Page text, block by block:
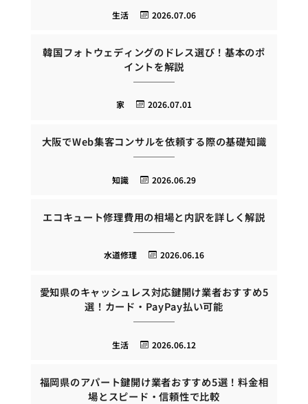
2026.07.06
生活
韓国フォトウェディングのドレス選び！基本のポ
イントを解説
2026.07.01
家
大阪でWeb集客コンサルを依頼する際の基礎知識
2026.06.29
知識
エコキュート修理費用の相場と内訳を詳しく解説
2026.06.16
水道修理
愛知県のキャッシュレス対応鍵開け業者おすすめ5
選！カード・PayPay払い可能
2026.06.12
生活
福岡県のアパート鍵開け業者おすすめ5選！料金相
場とスピード・信頼性で比較